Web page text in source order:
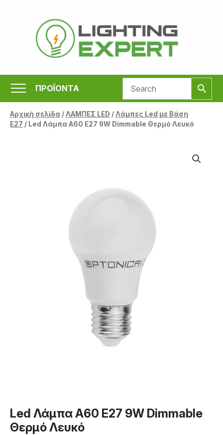
περιεχόμενο
ΠΡΟΪΟΝΤΑ
Αρχική σελίδα/ΛΑΜΠΕΣ LED /Λάμπες Led με Βάση
Ε27 / Led Λάμπα A60 E27 9W Dimmable Θερμό Λευκό
Led Λάμπα A60 E27 9W Dimmable
Θερμό Λευκό